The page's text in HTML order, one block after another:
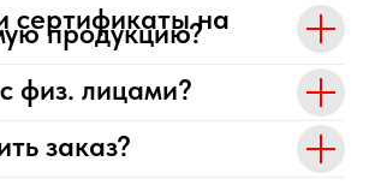
сертификаты на
продукцию?
физ. лицами?
заказ?